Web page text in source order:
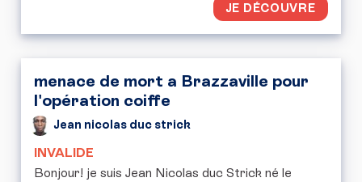
JE DÉCOUVRE
menace de mort a Brazzaville pour
l'opération coiffe
Jean nicolas duc strick
INVALIDE
Bonjour! je suis Jean Nicolas duc Strick né le